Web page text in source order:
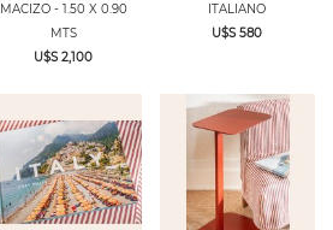
MACIZO - 1.50 X 0.90
MTS
U$S 2,100
ITALIANO
U$S 580